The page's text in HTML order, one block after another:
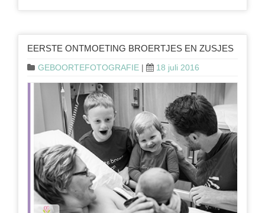
EERSTE ONTMOETING BROERTJES EN ZUSJES
GEBOORTEFOTOGRAFIE | 18 juli 2016